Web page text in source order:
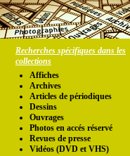
Recherches spécifiques dans les
collections
Affiches
Archives
Articles de périodiques
Dessins
Ouvrages
Photos en accés réservé
Revues de presse
Vidéos (DVD et VHS)